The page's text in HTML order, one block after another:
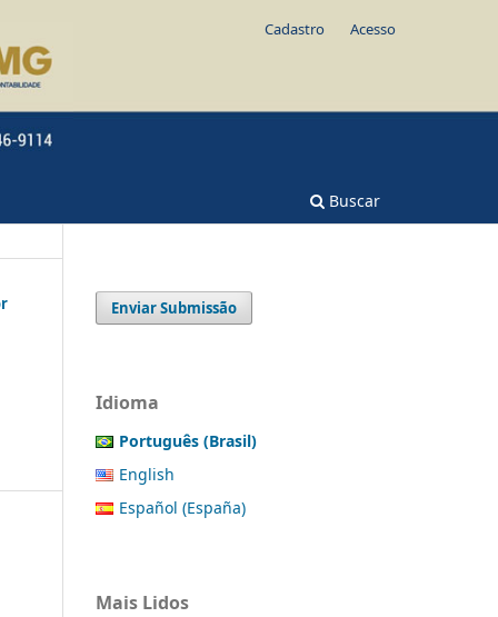
Buscar
Cadastro Acesso
Enviar Submissão
Idioma
Português (Brasil)
English
Español (España)
Mais Lidos